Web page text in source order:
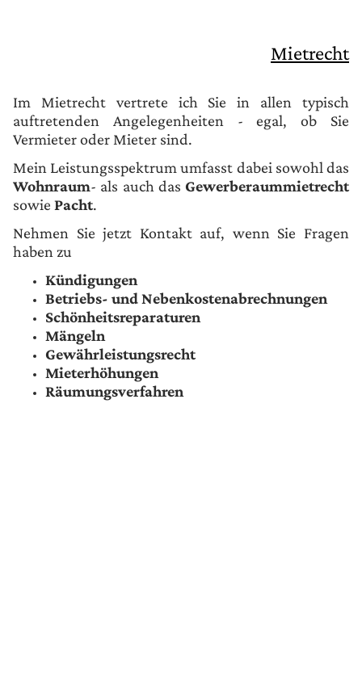
Mietrecht
Im Mietrecht vertrete ich Sie in allen typisch
auftretenden Angelegenheiten - egal, ob Sie
Vermieter oder Mieter sind.
Mein Leistungsspektrum umfasst dabei sowohl das
Wohnraum- als auch das Gewerberaummietrecht
sowie Pacht.
Nehmen Sie jetzt Kontakt auf, wenn Sie Fragen
haben zu
Kündigungen
Betriebs- und Nebenkostenabrechnungen
Schönheitsreparaturen
Mängeln
Gewährleistungsrecht
Mieterhöhungen
Räumungsverfahren